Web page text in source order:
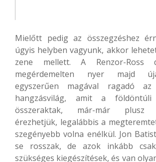
Mielőtt pedig az összegzéshez
úgyis helyben vagyunk, akkor
zene mellett. A Renzor-Ross
megérdemelten nyer majd
egyszerűen magával ragadó
hangzásvilág, amit a földöntúli
összeraktak, már-már plusz
érezhetjük, legalábbis a
szegényebb volna enélkül. Jon
se rosszak, de azok inkább
szükséges kiegészítések, és van